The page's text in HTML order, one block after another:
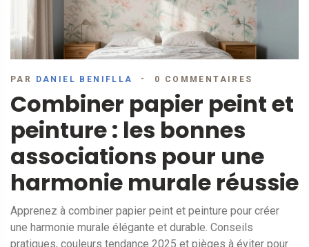
PAR DANIEL BENIFLLA 0 COMMENTAIRES
Combiner papier peint et
peinture : les bonnes
associations pour une
harmonie murale réussie
Apprenez à combiner papier peint et peinture pour créer
une harmonie murale élégante et durable. Conseils
pratiques, couleurs tendance 2025 et pièges à éviter pour